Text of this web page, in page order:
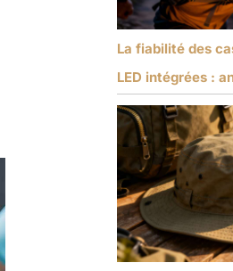
La fiabilité des
LED intégrées :